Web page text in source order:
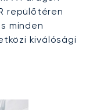
repülőtéren
minden
kiválósági